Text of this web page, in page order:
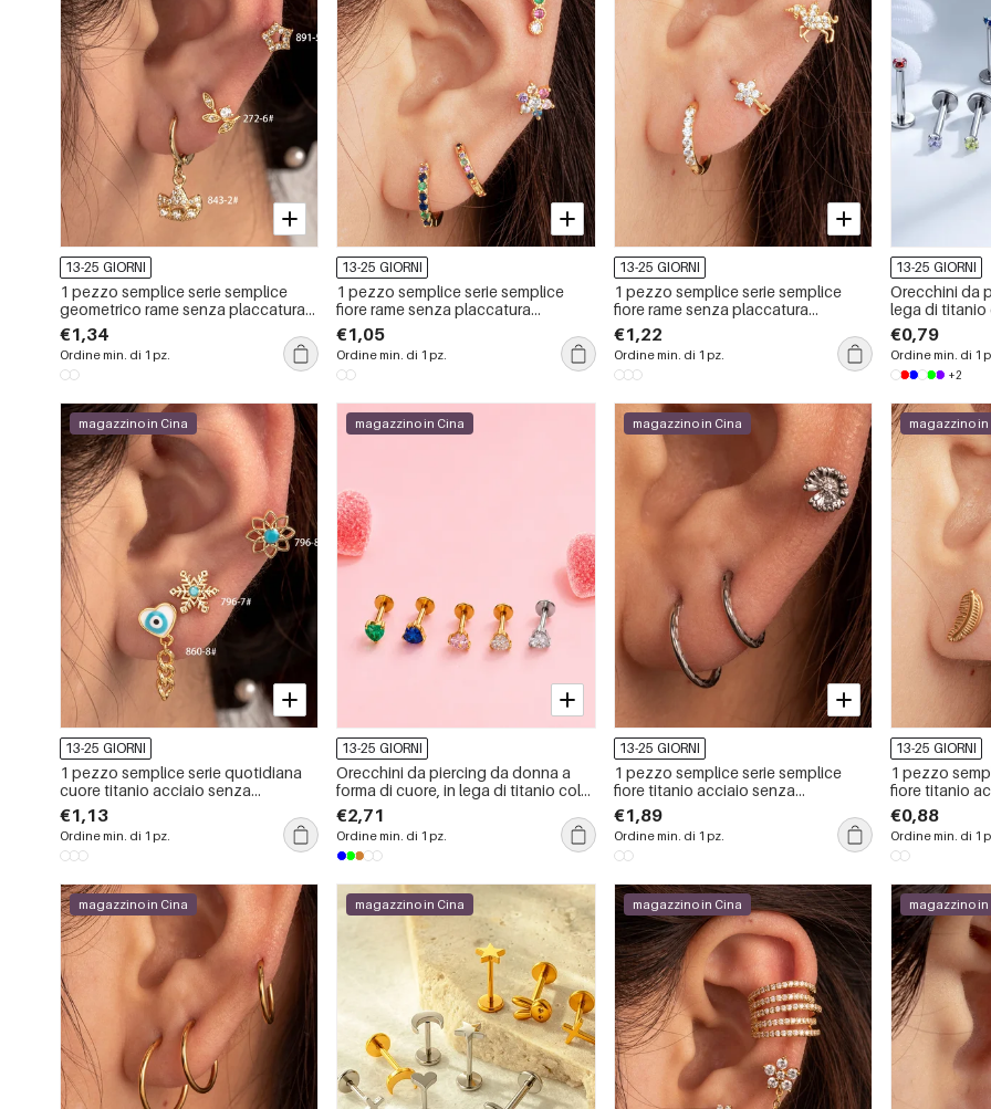
13-25 GIORNI
1 pezzo semplice serie semplice
geometrico rame senza placcatura
materiale zircone orecchini da
donna piercing
€1,34
Ordine min. di 1 pz.
13-25 GIORNI
1 pezzo semplice serie semplice
fiore rame senza placcatura
materiale zircone orecchini da
donna piercing
€1,05
Ordine min. di 1 pz.
13-25 GIORNI
1 pezzo semplice serie semplice
fiore rame senza placcatura
materiale zircone orecchini da
donna piercing
€1,22
Ordine min. di 1 pz.
13-25 GIORNI
Orecchini da
lega di titanio
Simple, dalla
€0,79
Ordine min. di 1
+2
magazzino in Cina
13-25 GIORNI
1 pezzo semplice serie quotidiana
cuore titanio acciaio senza
placcatura materiale zircone
orecchini da donna piercing
€1,13
Ordine min. di 1 pz.
magazzino in Cina
13-25 GIORNI
Orecchini da piercing da donna a
forma di cuore, in lega di titanio color
oro con zirconi, serie Simple.
€2,71
Ordine min. di 1 pz.
magazzino in Cina
13-25 GIORNI
1 pezzo semplice serie semplice
fiore titanio acciaio senza
placcatura materiale orecchini da
donna piercing
€1,89
Ordine min. di 1 pz.
magazzino in
13-25 GIORNI
1 pezzo
fiore titanio
placcatura
donna piercing
€0,88
Ordine min. di 1
magazzino in Cina magazzino in Cina magazzino in Cina magazzino in